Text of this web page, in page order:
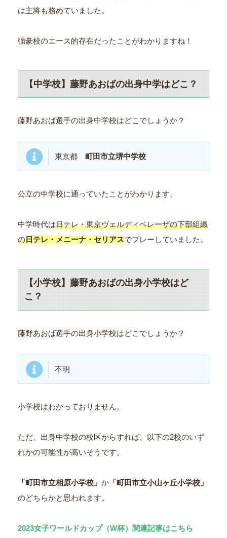
は主将も務めていました。
強豪校のエース的存在だったことがわかりますね！
【中学校】藤野あおばの出身中学はどこ？
藤野あおば選手の出身中学校はどこでしょうか？
東京都 町田市立堺中学校
公立の中学校に通っていたことがわかります。
中学時代は日テレ・東京ヴェルディベレーザの下部組織
の 日テレ・メニーナ・セリアスでプレーしていました。
【小学校】藤野あおばの出身小学校はど
こ？
藤野あおば選手の出身小学校はどこでしょうか？
不明
小学校はわかっておりません。
ただ、出身中学校の校区からすれば、以下の2校のいず
れかの可能性が高いそうです。
「町田市立相原小学校」 か 「町田市立小山ヶ丘小学校」
のどちらかと思われます。
2023女子ワールドカップ（W杯）関連記事はこちら